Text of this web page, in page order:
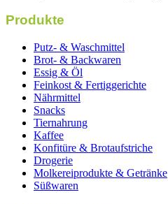
Produkte
Putz- & Waschmittel
Brot- & Backwaren
Essig & Öl
Feinkost & Fertiggerichte
Nährmittel
Snacks
Tiernahrung
Kaffee
Konfitüre & Brotaufstriche
Drogerie
Molkereiprodukte & Getränke
Süßwaren